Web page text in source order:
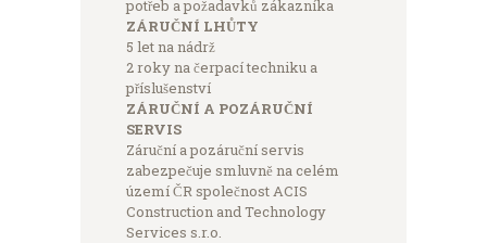
potřeb a požadavků zákazníka
ZÁRUČNÍ LHŮTY
5 let na nádrž
2 roky na čerpací techniku a
příslušenství
ZÁRUČNÍ A POZÁRUČNÍ
SERVIS
Záruční a pozáruční servis
zabezpečuje smluvně na celém
území ČR společnost ACIS
Construction and Technology
Services s.r.o.